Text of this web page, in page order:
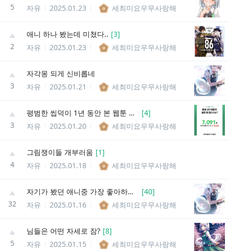
5
자유
2025.01.23 세최미요우무사랑해
2
애니 하나 봤는데 미쳤다.. [3]
자유
2025.01.23 세최미요우무사랑해
3
자각몽 되게 신비롭네
자유
2025.01.21 세최미요우무사랑해
3
평범한 씹덕이 1년 동안 본 웹툰 화수.jpg [4]
자유
2025.01.20 세최미요우무사랑해
4
그림쟁이들 개부러움 [1]
자유
2025.01.18 세최미요우무사랑해
32
자기가 봤던 애니중 가장 좋아하는 애니 or 장면은 뭐임? [40]
자유
2025.01.16 세최미요우무사랑해
5
님들은 어떤 자세로 잠? [8]
자유
2025.01.15 세최미요우무사랑해